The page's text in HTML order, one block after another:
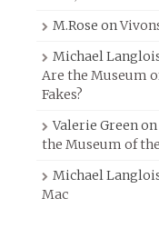
M.Rose on
Michael
Are the Museum
Fakes?
Valerie Greenon
the Museum of the
Michael
Mac